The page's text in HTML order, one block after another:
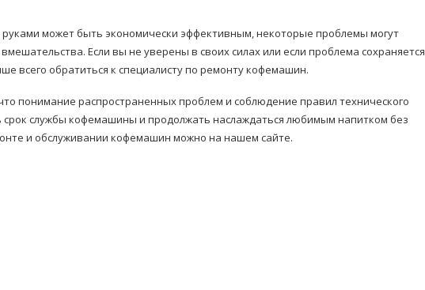
может быть экономически эффективным, некоторые проблемы могут
Если вы не уверены в своих силах или если проблема сохраняется
всего обратиться к специалисту по ремонту кофемашин.
понимание распространенных проблем и соблюдение правил технического
срок службы кофемашины и продолжать наслаждаться любимым напитком без
и обслуживании кофемашин можно на нашем сайте.